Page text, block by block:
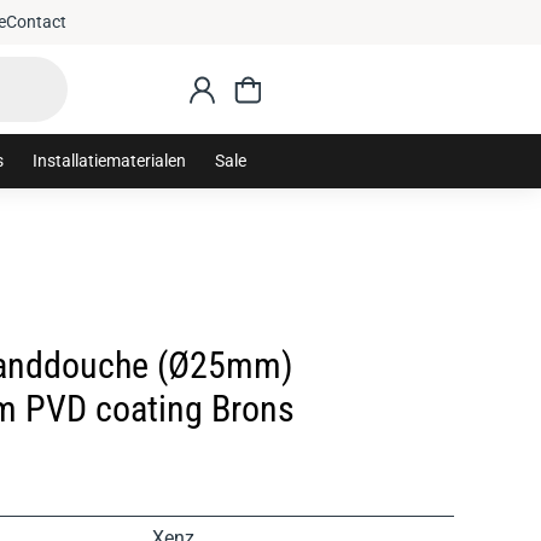
Contact
Installatiematerialen Sale
(Ø25mm)
PVD coating Brons